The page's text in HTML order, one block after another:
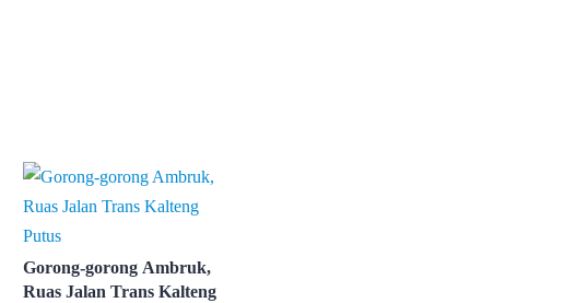
Gorong-gorong Ambruk,
Ruas Jalan Trans Kalteng